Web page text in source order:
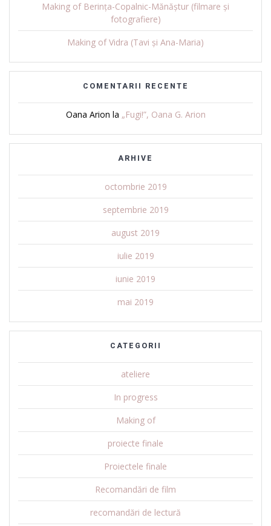
Making of Berința-Copalnic-Mănăștur (filmare și
fotografiere)
Making of Vidra (Tavi și Ana-Maria)
COMENTARII RECENTE
Oana Arion la „Fugi!”, Oana G. Arion
ARHIVE
octombrie 2019
septembrie 2019
august 2019
iulie 2019
iunie 2019
mai 2019
CATEGORII
ateliere
In progress
Making of
proiecte finale
Proiectele finale
Recomandări de film
recomandări de lectură